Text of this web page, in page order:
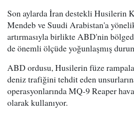
Son aylarda İran destekli Husilerin
Mendeb ve Suudi Arabistan'a yönelik
artırmasıyla birlikte ABD'nin
de önemli ölçüde yoğunlaşmış
ABD ordusu, Husilerin füze
deniz trafiğini tehdit eden
operasyonlarında MQ-9 Reaper
olarak kullanıyor.